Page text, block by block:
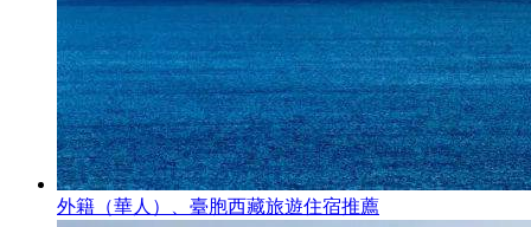
外籍（華人）、臺胞西藏旅遊住宿推薦